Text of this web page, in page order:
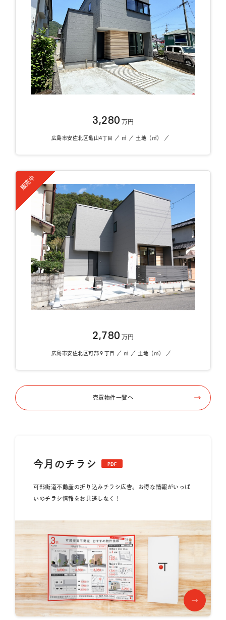
3,280 万円
広島市安佐北区亀山4丁目 ／ ㎡ ／ 土地（㎡） ／
販売中
2,780 万円
広島市安佐北区可部９丁目 ／ ㎡ ／ 土地（㎡） ／
売買物件一覧へ
今月のチラシ PDF
可部街道不動産の折り込みチラシ広告。お得な情報がいっぱ
いのチラシ情報をお見逃しなく！